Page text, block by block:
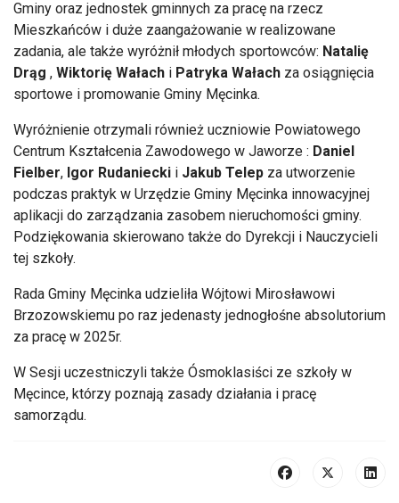
Gminy oraz jednostek gminnych za pracę na rzecz
Mieszkańców i duże zaangażowanie w realizowane
zadania, ale także wyróżnił młodych sportowców: Natalię
Drąg , Wiktorię Wałach i Patryka Wałach za osiągnięcia
sportowe i promowanie Gminy Męcinka.
Wyróżnienie otrzymali również uczniowie Powiatowego
Centrum Kształcenia Zawodowego w Jaworze : Daniel
Fielber, Igor Rudaniecki i Jakub Telep za utworzenie
podczas praktyk w Urzędzie Gminy Męcinka innowacyjnej
aplikacji do zarządzania zasobem nieruchomości gminy.
Podziękowania skierowano także do Dyrekcji i Nauczycieli
tej szkoły.
Rada Gminy Męcinka udzieliła Wójtowi Mirosławowi
Brzozowskiemu po raz jedenasty jednogłośne absolutorium
za pracę w 2025r.
W Sesji uczestniczyli także Ósmoklasiści ze szkoły w
Męcince, którzy poznają zasady działania i pracę
samorządu.